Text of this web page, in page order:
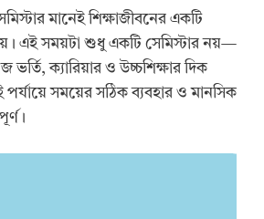
মানেই শিক্ষাজীবনের একটি
এই সময়টা শুধু একটি সেমিস্টার নয়—
ক্যারিয়ার ও উচ্চশিক্ষার দিক
পর্যায়ে সময়ের সঠিক ব্যবহার ও মানসিক